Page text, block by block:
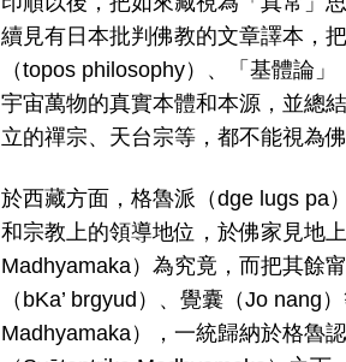
續見有日本批判佛教的文章譯本，
（topos philosophy）、「基體論
宇宙萬物的真實本體和本源，並總
立的禪宗、天台宗等，都不能視為佛
於西藏方面，格魯派（dge lugs pa
和宗教上的領導地位，於佛家見地
Madhyamaka）為究竟，而把其餘
（bKa’ brgyud）、覺囊（Jo nang
Madhyamaka），一統歸納於格魯